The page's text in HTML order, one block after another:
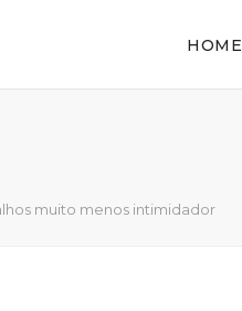
HOME
muito menos intimidador